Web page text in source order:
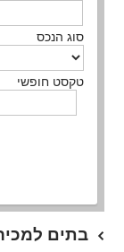
סוג הנכס
טקסט חופשי
בתים